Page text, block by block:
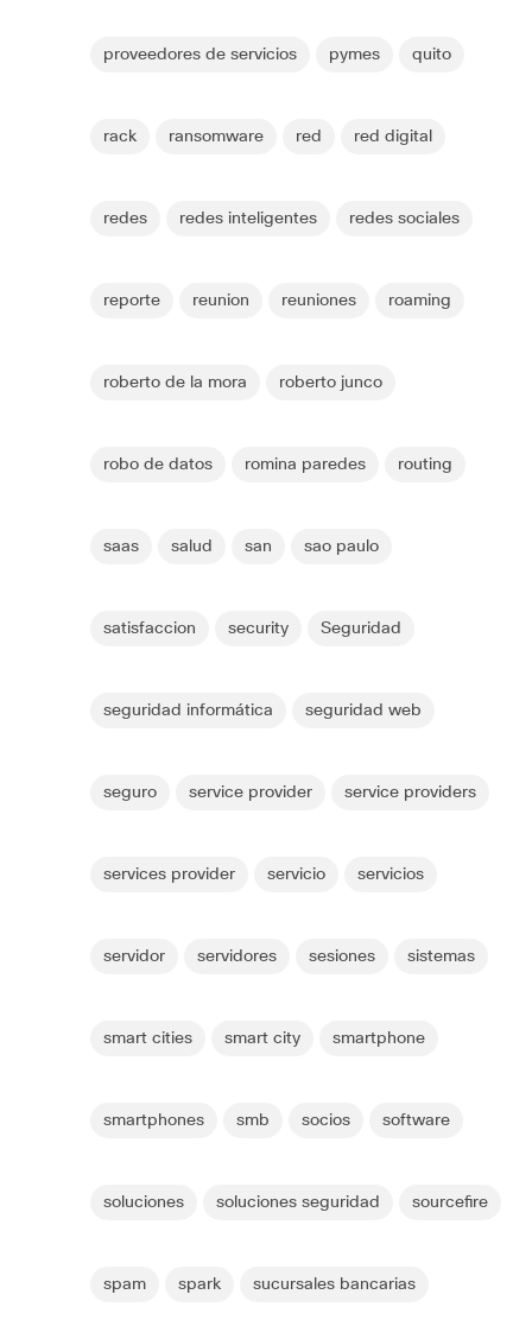
proveedores de servicios pymes quito
rack ransomware red red digital
redes redes inteligentes redes sociales
reporte reunion reuniones roaming
roberto de la mora roberto junco
robo de datos romina paredes routing
saas salud san sao paulo
satisfaccion security Seguridad
seguridad informática seguridad web
seguro service provider service providers
services provider servicio servicios
servidor servidores sesiones sistemas
smart cities smart city smartphone
smartphones smb socios software
soluciones soluciones seguridad sourcefire
spam spark sucursales bancarias